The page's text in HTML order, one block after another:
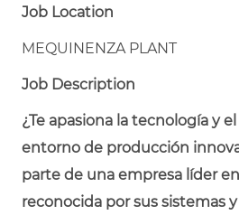
Job Location
MEQUINENZA PLANT
Job Description
¿Te apasiona la tecnología y
entorno de producción
parte de una empresa líder
reconocida por sus sistemas